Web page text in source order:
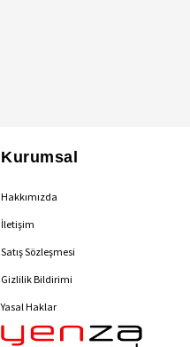
Kurumsal
Hakkımızda
İletişim
Satış Sözleşmesi
Gizlilik Bildirimi
Yasal Haklar